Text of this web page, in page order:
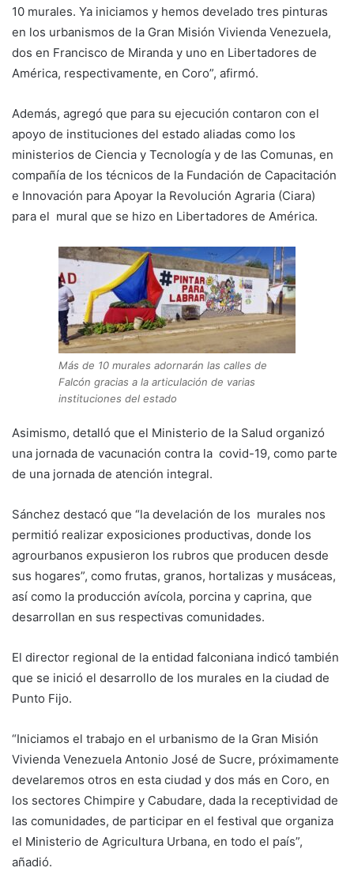
10 murales. Ya iniciamos y hemos develado tres pinturas
en los urbanismos de la Gran Misión Vivienda Venezuela,
dos en Francisco de Miranda y uno en Libertadores de
América, respectivamente, en Coro”, afirmó.
Además, agregó que para su ejecución contaron con el
apoyo de instituciones del estado aliadas como los
ministerios de Ciencia y Tecnología y de las Comunas, en
compañía de los técnicos de la Fundación de Capacitación
e Innovación para Apoyar la Revolución Agraria (Ciara)
para el mural que se hizo en Libertadores de América.
Más de 10 murales adornarán las calles de
Falcón gracias a la articulación de varias
instituciones del estado
Asimismo, detalló que el Ministerio de la Salud organizó
una jornada de vacunación contra la covid-19, como parte
de una jornada de atención integral.
Sánchez destacó que “la develación de los murales nos
permitió realizar exposiciones productivas, donde los
agrourbanos expusieron los rubros que producen desde
sus hogares”, como frutas, granos, hortalizas y musáceas,
así como la producción avícola, porcina y caprina, que
desarrollan en sus respectivas comunidades.
El director regional de la entidad falconiana indicó también
que se inició el desarrollo de los murales en la ciudad de
Punto Fijo.
“Iniciamos el trabajo en el urbanismo de la Gran Misión
Vivienda Venezuela Antonio José de Sucre, próximamente
develaremos otros en esta ciudad y dos más en Coro, en
los sectores Chimpire y Cabudare, dada la receptividad de
las comunidades, de participar en el festival que organiza
el Ministerio de Agricultura Urbana, en todo el país”,
añadió.